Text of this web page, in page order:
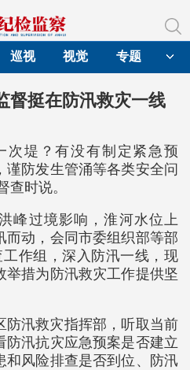
巡视 视觉 专题
督挺在防汛救灾一线
次堤？有没有制定紧急预
防发生管涌等各类安全问
查时说。
峰过境影响，淮河水位上
而动，会同市委组织部等部
作组，深入防汛一线，现
举措为防汛救灾工作提供坚
防汛救灾指挥部，听取当前
汛抗灾应急预案是否建立
和风险排查是否到位、防汛